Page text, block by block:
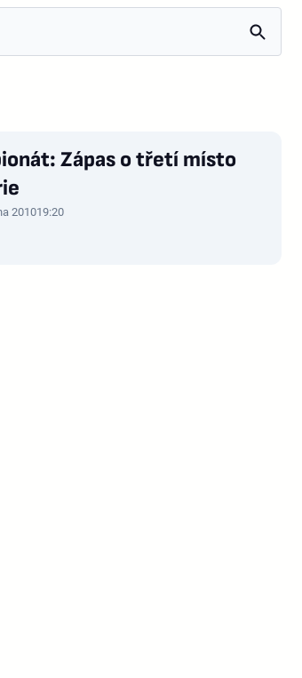
Zápas o třetí místo
201019:20